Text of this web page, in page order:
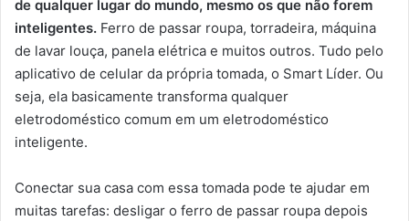
de qualquer lugar do mundo, mesmo os que não forem
inteligentes. Ferro de passar roupa, torradeira, máquina
de lavar louça, panela elétrica e muitos outros. Tudo pelo
aplicativo de celular da própria tomada, o Smart Líder. Ou
seja, ela basicamente transforma qualquer
eletrodoméstico comum em um eletrodoméstico
inteligente.
Conectar sua casa com essa tomada pode te ajudar em
muitas tarefas: desligar o ferro de passar roupa depois